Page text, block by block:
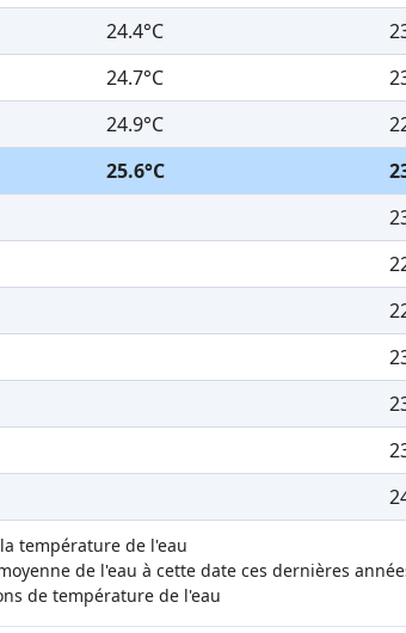
24.4°C
24.7°C
24.9°C
25.6°C
température de l'eau
de l'eau à cette date ces dernières
de température de l'eau